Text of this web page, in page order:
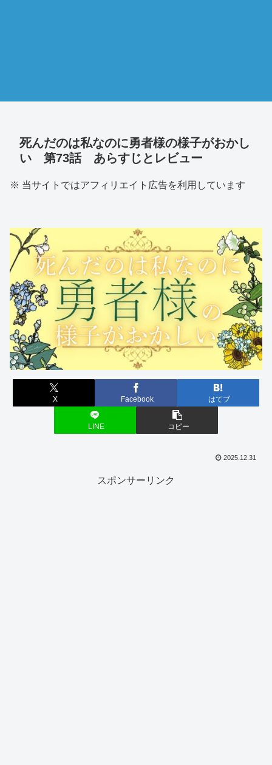
死んだのは私なのに勇者様の様子がおかし
い 第73話 あらすじとレビュー
※ 当サイトではアフィリエイト広告を利用しています
X Facebook はてブ
LINE コピー
2025.12.31
スポンサーリンク